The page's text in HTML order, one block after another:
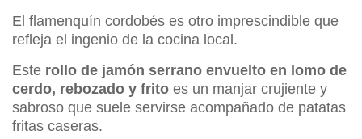
El flamenquín cordobés es otro imprescindible que
refleja el ingenio de la cocina local.
Este rollo de jamón serrano envuelto en lomo de
cerdo, rebozado y frito es un manjar crujiente y
sabroso que suele servirse acompañado de patatas
fritas caseras.